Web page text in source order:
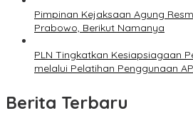
Pimpinan Kejaksaan Agung
Prabowo, Berikut Namanya
PLN Tingkatkan Kesiapsiagaan
melalui Pelatihan Penggunaan
Berita Terbaru